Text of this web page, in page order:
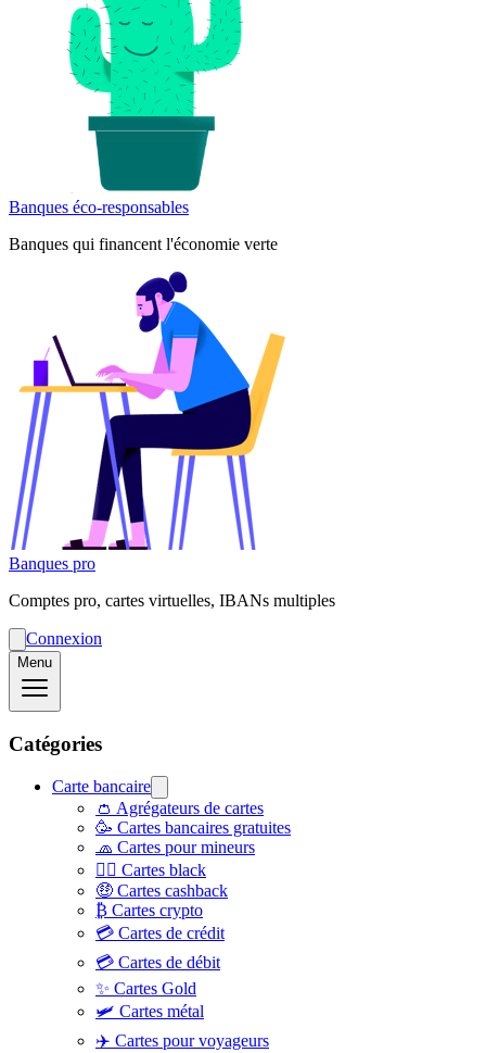
Banques éco-responsables
Banques qui financent l'économie verte
Banques pro
Comptes pro, cartes virtuelles, IBANs multiples
Connexion
Menu
Catégories
Carte bancaire
👛 Agrégateurs de cartes
🥳 Cartes bancaires gratuites
🧢 Cartes pour mineurs
👨‍✈️ Cartes black
🤑 Cartes cashback
₿ Cartes crypto
💳 Cartes de crédit
💳 Cartes de débit
✨ Cartes Gold
🛩️ Cartes métal
✈️ Cartes pour voyageurs